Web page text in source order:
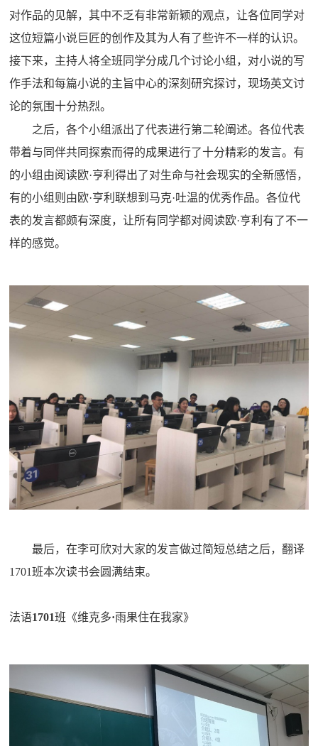
对作品的见解，其中不乏有非常新颖的观点，让各位同学对
这位短篇小说巨匠的创作及其为人有了些许不一样的认识。
接下来，主持人将全班同学分成几个讨论小组，对小说的写
作手法和每篇小说的主旨中心的深刻研究探讨，现场英文讨
论的氛围十分热烈。
之后，各个小组派出了代表进行第二轮阐述。各位代表
带着与同伴共同探索而得的成果进行了十分精彩的发言。有
的小组由阅读欧·亨利得出了对生命与社会现实的全新感悟，
有的小组则由欧·亨利联想到马克·吐温的优秀作品。各位代
表的发言都颇有深度，让所有同学都对阅读欧·亨利有了不一
样的感觉。
最后，在李可欣对大家的发言做过简短总结之后，翻译
1701班本次读书会圆满结束。
法语1701班《维克多·雨果住在我家》